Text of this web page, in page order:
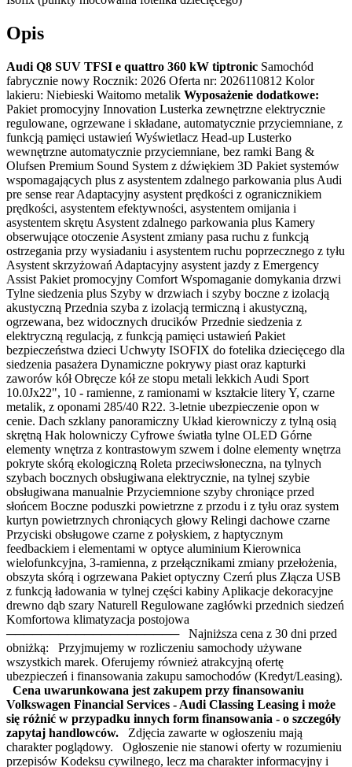
Opis
Audi Q8 SUV TFSI e quattro 360 kW tiptronic Samochód
fabrycznie nowy Rocznik: 2026 Oferta nr: 2026110812 Kolor
lakieru: Niebieski Waitomo metalik Wyposażenie dodatkowe:
Pakiet promocyjny Innovation Lusterka zewnętrzne elektrycznie
regulowane, ogrzewane i składane, automatycznie przyciemniane, z
funkcją pamięci ustawień Wyświetlacz Head-up Lusterko
wewnętrzne automatycznie przyciemniane, bez ramki Bang &
Olufsen Premium Sound System z dźwiękiem 3D Pakiet systemów
wspomagających plus z asystentem zdalnego parkowania plus Audi
pre sense rear Adaptacyjny asystent prędkości z ogranicznikiem
prędkości, asystentem efektywności, asystentem omijania i
asystentem skrętu Asystent zdalnego parkowania plus Kamery
obserwujące otoczenie Asystent zmiany pasa ruchu z funkcją
ostrzegania przy wysiadaniu i asystentem ruchu poprzecznego z tyłu
Asystent skrzyżowań Adaptacyjny asystent jazdy z Emergency
Assist Pakiet promocyjny Comfort Wspomaganie domykania drzwi
Tylne siedzenia plus Szyby w drzwiach i szyby boczne z izolacją
akustyczną Przednia szyba z izolacją termiczną i akustyczną,
ogrzewana, bez widocznych drucików Przednie siedzenia z
elektryczną regulacją, z funkcją pamięci ustawień Pakiet
bezpieczeństwa dzieci Uchwyty ISOFIX do fotelika dziecięcego dla
siedzenia pasażera Dynamiczne pokrywy piast oraz kapturki
zaworów kół Obręcze kół ze stopu metali lekkich Audi Sport
10.0Jx22", 10 - ramienne, z ramionami w kształcie litery Y, czarne
metalik, z oponami 285/40 R22. 3-letnie ubezpieczenie opon w
cenie. Dach szklany panoramiczny Układ kierowniczy z tylną osią
skrętną Hak holowniczy Cyfrowe światła tylne OLED Górne
elementy wnętrza z kontrastowym szwem i dolne elementy wnętrza
pokryte skórą ekologiczną Roleta przeciwsłoneczna, na tylnych
szybach bocznych obsługiwana elektrycznie, na tylnej szybie
obsługiwana manualnie Przyciemnione szyby chroniące przed
słońcem Boczne poduszki powietrzne z przodu i z tyłu oraz system
kurtyn powietrznych chroniących głowy Relingi dachowe czarne
Przyciski obsługowe czarne z połyskiem, z haptycznym
feedbackiem i elementami w optyce aluminium Kierownica
wielofunkcyjna, 3-ramienna, z przełącznikami zmiany przełożenia,
obszyta skórą i ogrzewana Pakiet optyczny Czerń plus Złącza USB
z funkcją ładowania w tylnej części kabiny Aplikacje dekoracyjne
drewno dąb szary Naturell Regulowane zagłówki przednich siedzeń
Komfortowa klimatyzacja postojowa
──────────────────── Najniższa cena z 30 dni przed
obniżką: Przyjmujemy w rozliczeniu samochody używane
wszystkich marek. Oferujemy również atrakcyjną ofertę
ubezpieczeń i finansowania zakupu samochodów (Kredyt/Leasing).
Cena uwarunkowana jest zakupem przy finansowaniu
Volkswagen Financial Services - Audi Classing Leasing i może
się różnić w przypadku innych form finansowania - o szczegóły
zapytaj handlowców. Zdjęcia zawarte w ogłoszeniu mają
charakter poglądowy. Ogłoszenie nie stanowi oferty w rozumieniu
przepisów Kodeksu cywilnego, lecz ma charakter informacyjny i